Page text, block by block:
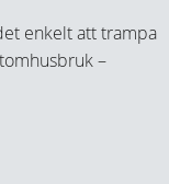
enkelt att trampa
–